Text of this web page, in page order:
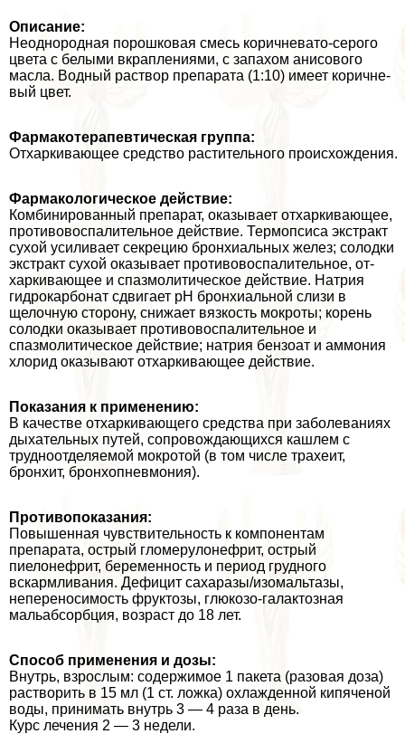
Описание:
Неоднородная порошковая смесь коричневато-серого
цвета с белыми вкрап­лениями, с запахом анисового
масла. Водный раствор препарата (1:10) имеет коричне­
вый цвет.
Фармакотерапевтическая группа:
Отхаркивающее средство растительного происхож­дения.
Фармакологическое действие:
Комбинированный препарат, оказывает отхаркивающее,
противовоспалительное действие. Термопсиса экстpaкт
сухой усиливает секрецию бронхиальных желез; солодки
экстpaкт сухой оказывает противовоспалительное, от­
харкивающее и спазмолитическое действие. Натрия
гидрокарбонат сдвигает рН брон­хиальной слизи в
щелочную сторону, снижает вязкость мокроты; корень
солодки оказы­вает противовоспалительное и
спазмолитическое действие; натрия бензоат и аммония
хлорид оказывают отхаркивающее действие.
Показания к применению:
В качестве отхаркивающего средства при заболеваниях
ды­хательных путей, сопровождающихся кашлем с
трудноотделяемой мокротой (в том числе трахеит,
бронхит, бронхопневмония).
Противопоказания:
Повышенная чувствительность к компонентам
препарата, острый гломерулонефрит, острый
пиелонефрит, беременность и период грудного
вскармлива­ния. Дефицит сахаразы/изомальтазы,
непереносимость фруктозы, глюкозо-галактозная
мальабсорбция, возраст до 18 лет.
Способ применения и дозы:
Внутрь, взрослым: содержимое 1 пакета (разовая доза)
рас­творить в 15 мл (1 ст. ложка) охлажденной кипяченой
воды, принимать внутрь 3 — 4 раза в день.
Курс лечения 2 — 3 недели.